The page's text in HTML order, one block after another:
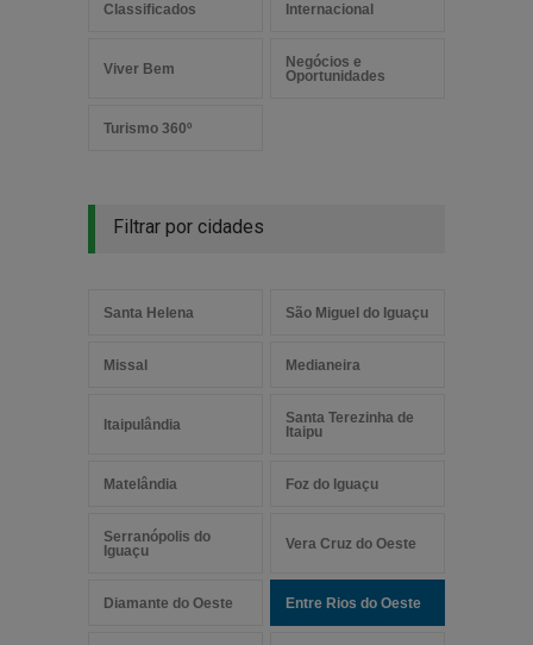
Classificados Internacional
Viver Bem
Negócios e
Oportunidades
Turismo 360º
Filtrar por cidades
Santa Helena São Miguel do Iguaçu
Missal Medianeira
Itaipulândia
Santa Terezinha de
Itaipu
Matelândia Foz do Iguaçu
Serranópolis do
Iguaçu
Vera Cruz do Oeste
Diamante do Oeste Entre Rios do Oeste